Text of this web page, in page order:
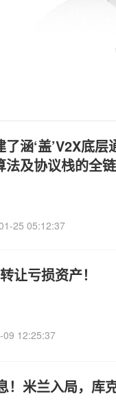
涵‘盖’V2X底
法及协议栈的全
25 05:12:37
让亏损资产！
09 12:25:37
！米兰入局，库